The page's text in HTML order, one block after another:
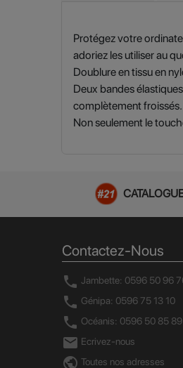
Protégez votre
adoriez les utiliser au
Doublure en tissu en
Deux bandes
complètement froissés.
Non seulement le
Contactez-Nous
call Jambette: 0596 50 96
call Génipa: 0596 75 13 10
call Océanis: 0596 50 85 89
mail Ecrivez-nous
public Toutes nos adresses